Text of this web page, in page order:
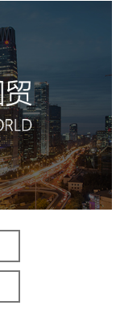
地产网站设计